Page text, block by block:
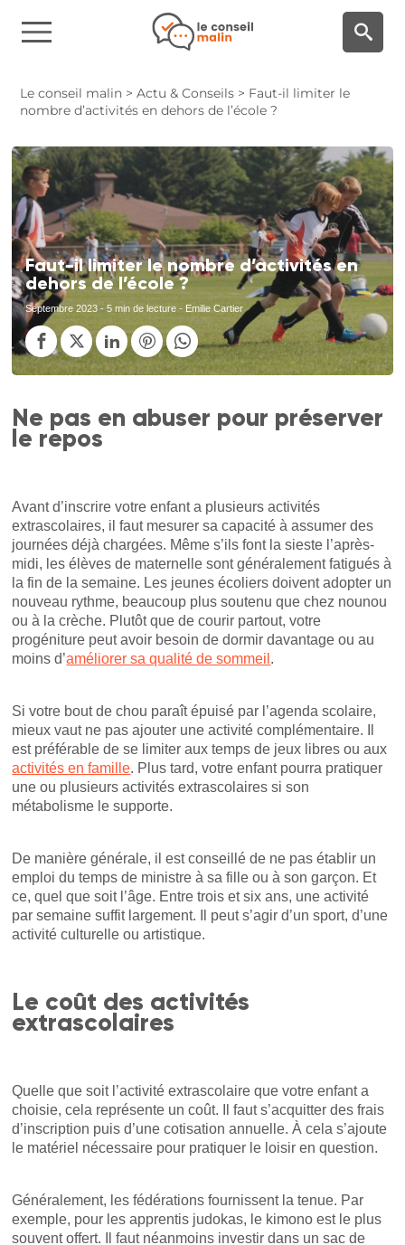
Le conseil malin >Actu & Conseils > Faut-il limiter le
nombre d’activités en dehors de l’école ?
Faut-il limiter le nombre d’activités en
dehors de l’école ?
Septembre 2023 - 5 min de lecture - Emilie Cartier
Ne pas en abuser pour préserver
le repos
Avant d’inscrire votre enfant a plusieurs activités
extrascolaires, il faut mesurer sa capacité à assumer des
journées déjà chargées. Même s’ils font la sieste l’après-
midi, les élèves de maternelle sont généralement fatigués à
la fin de la semaine. Les jeunes écoliers doivent adopter un
nouveau rythme, beaucoup plus soutenu que chez nounou
ou à la crèche. Plutôt que de courir partout, votre
progéniture peut avoir besoin de dormir davantage ou au
moins d’améliorer sa qualité de sommeil .
Si votre bout de chou paraît épuisé par l’agenda scolaire,
mieux vaut ne pas ajouter une activité complémentaire. Il
est préférable de se limiter aux temps de jeux libres ou aux
activités en famille. Plus tard, votre enfant pourra pratiquer
une ou plusieurs activités extrascolaires si son
métabolisme le supporte.
De manière générale, il est conseillé de ne pas établir un
emploi du temps de ministre à sa fille ou à son garçon. Et
ce, quel que soit l’âge. Entre trois et six ans, une activité
par semaine suffit largement. Il peut s’agir d’un sport, d’une
activité culturelle ou artistique.
Le coût des activités
extrascolaires
Quelle que soit l’activité extrascolaire que votre enfant a
choisie, cela représente un coût. Il faut s’acquitter des frais
d’inscription puis d’une cotisation annuelle. À cela s’ajoute
le matériel nécessaire pour pratiquer le loisir en question.
Généralement, les fédérations fournissent la tenue. Par
exemple, pour les apprentis judokas, le kimono est le plus
souvent offert. Il faut néanmoins investir dans un sac de